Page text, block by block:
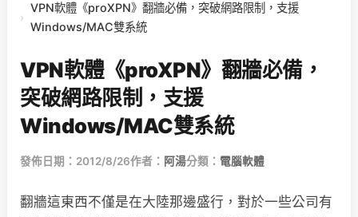
›
VPN軟體《proXPN》翻牆必備，突破網路限制，支援
Windows/MAC雙系統
VPN軟體《proXPN》翻牆必備，
突破網路限制，支援
Windows/MAC雙系統
發佈日期：2012/8/26作者： 阿湯分類： 電腦軟體
翻牆這東西不僅是在大陸那邊盛行，對於一些公司有